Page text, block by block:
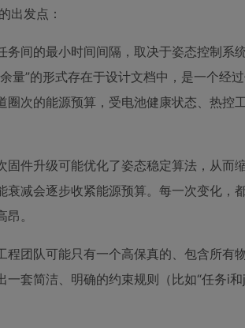
出发点：
务间的最小时间间隔，取决于姿态控制系
量”的形式存在于设计文档中，是一个经
次的能源预算，受电池健康状态、热控
固件升级可能优化了姿态稳定算法，从而
减会逐步收紧能源预算。每一次变化，
。
程团队可能只有一个高保真的、包含所有
套简洁、明确的约束规则（比如“任务i